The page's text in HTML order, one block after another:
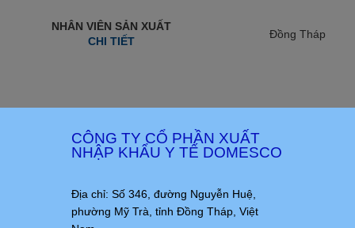
NHÂN VIÊN SẢN XUẤT
CHI TIẾT
Đồng Tháp
CÔNG TY CỔ PHẦN XUẤT
NHẬP KHẨU Y TẾ DOMESCO
Địa chỉ: Số 346, đường Nguyễn Huệ,
phường Mỹ Trà, tỉnh Đồng Tháp, Việt